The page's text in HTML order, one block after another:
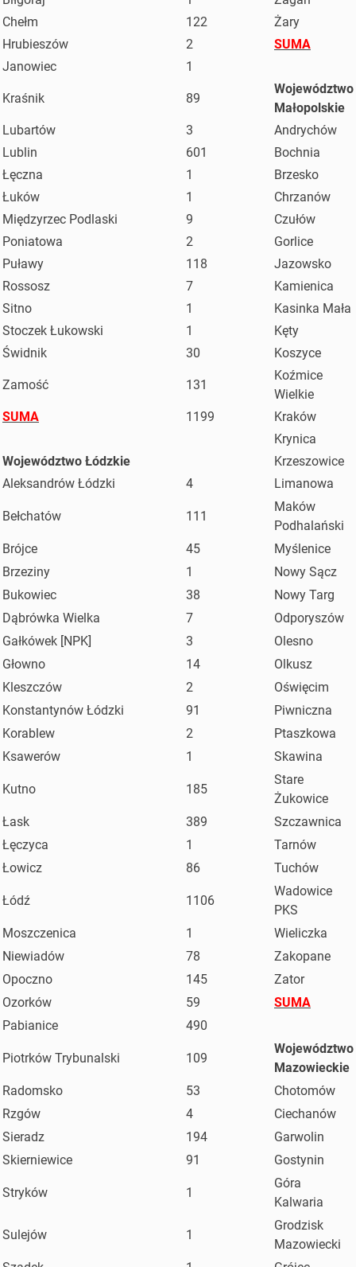
Chełm
122
Żary
Hrubieszów
2
SUMA
Janowiec
1
Kraśnik 89
Województwo
Małopolskie
Lubartów
3
Andrychów
Lublin
601
Bochnia
Łęczna
1
Brzesko
Łuków
1
Chrzanów
Międzyrzec Podlaski
9
Czułów
Poniatowa
2
Gorlice
Puławy
118
Jazowsko
Rossosz
7
Kamienica
Sitno
1
Kasinka Mała
Stoczek Łukowski
1
Kęty
Świdnik
30 Koszyce
Zamość 131
Koźmice
Wielkie
SUMA
1199
Kraków
Krynica
Województwo Łódzkie
Krzeszowice
Aleksandrów Łódzki
4 Limanowa
Bełchatów 111
Maków
Podhalański
Brójce
45
Myślenice
Brzeziny
1
Nowy Sącz
Bukowiec
38
Nowy Targ
Dąbrówka Wielka
7
Odporyszów
Gałkówek [NPK]
3
Olesno
Głowno
14
Olkusz
Kleszczów
2
Oświęcim
Konstantynów Łódzki
91
Piwniczna
Korablew
2
Ptaszkowa
Ksawerów
1 Skawina
Kutno 185
Stare
Żukowice
Łask
389
Szczawnica
Łęczyca
1
Tarnów
Łowicz
86 Tuchów
Łódź 1106
Wadowice
PKS
Moszczenica
1
Wieliczka
Niewiadów
78
Zakopane
Opoczno
145
Zator
Ozorków
59
SUMA
Pabianice
490
Piotrków Trybunalski 109
Województwo
Mazowieckie
Radomsko
53
Chotomów
Rzgów
4
Ciechanów
Sieradz
194
Garwolin
Skierniewice
91 Gostynin
Stryków 1
Góra
Kalwaria
Sulejów 1
Grodzisk
Mazowiecki